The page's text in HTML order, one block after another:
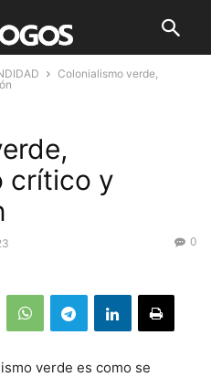
Colonialismo verde,
crítico y
0
verde es como se